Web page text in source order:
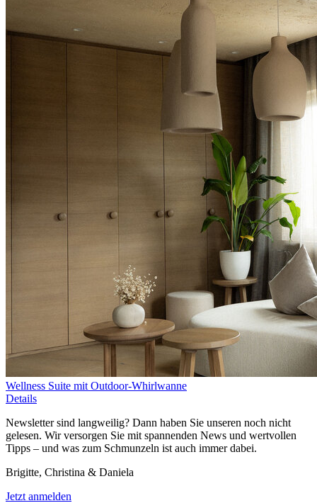
Wellness Suite mit Outdoor-Whirlwanne
Details
Newsletter sind langweilig? Dann haben Sie unseren noch nicht
gelesen. Wir versorgen Sie mit spannenden News und wertvollen
Tipps – und was zum Schmunzeln ist auch immer dabei.
Brigitte, Christina & Daniela
Jetzt anmelden